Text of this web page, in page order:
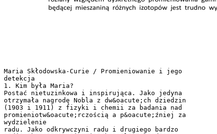
Maria Skłodowska-Curie / Promieniowanie i jego
detekcja
1. Kim była Maria?
Postać nietuzinkowa i inspirująca. Jako jedyna
otrzymała nagrodę Nobla z dw&oacute;ch dziedzin
(1903 i 1911) z fizyki i chemii za badania nad
promieniotw&oacute;rczością a p&oacute;źniej za
wydzielenie
radu. Jako odkrywczyni radu i drugiego bardzo